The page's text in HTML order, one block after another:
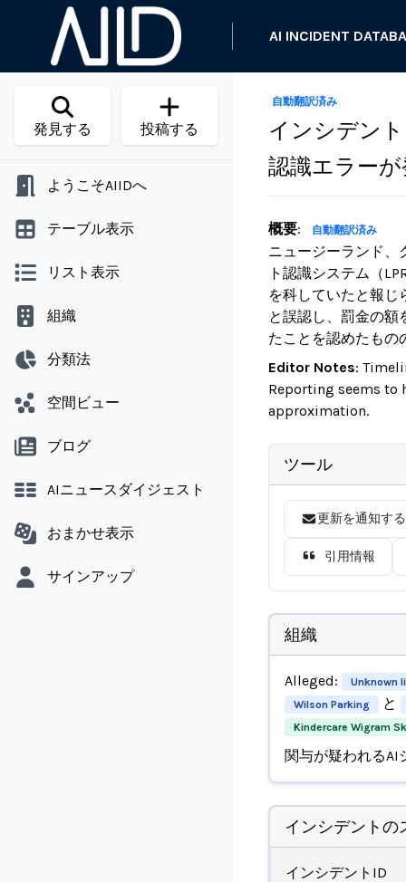
AI INCIDENT
発見する 投稿する
ようこそAIIDへ
テーブル表示
リスト表示
組織
分類法
空間ビュー
ブログ
AIニュースダイジェスト
おまかせ表示
サインアップ
自動翻訳済み
インシデン
認識エラー
概要: 自動翻訳済み
ニュージーランド、
ト認識システム（
を科していたと報じ
と誤認し、罰金の額
たことを認めたもの
Editor Notes:
Reporting seems to
approximation.
ツール
更新を通知する
引用情報
組織
Alleged: Unknown
Wilson Parking と
Kindercare Wigram
関与が疑われるAI
インシデントの
インシデントID